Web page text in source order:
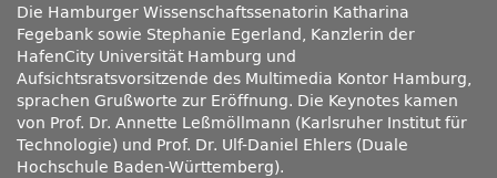
Die Hamburger Wissenschaftssenatorin Katharina
Fegebank sowie Stephanie Egerland, Kanzlerin der
HafenCity Universität Hamburg und
Aufsichtsratsvorsitzende des Multimedia Kontor Hamburg,
sprachen Grußworte zur Eröffnung. Die Keynotes kamen
von Prof. Dr. Annette Leßmöllmann (Karlsruher Institut für
Technologie) und Prof. Dr. Ulf-Daniel Ehlers (Duale
Hochschule Baden-Württemberg).